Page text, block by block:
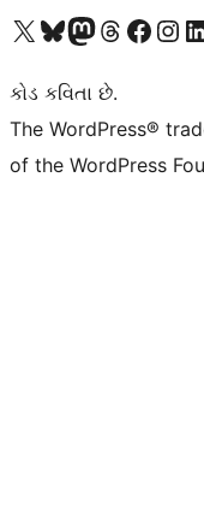
અમારા X (અગાઉ ટ્વિટર) એકાઉન્ટની મુલાકાત લોઅમારા Bluesky એકાઉન્ટની મુલાકાત લોઅમારા માસ્ટોડોન એકાઉન્ટની મુલાકાત લોઅમારા Threads એકાઉન્ટની મુલાકાત લો અમારા ફેસબુક પેજની મુલાકાત લોઅમારા ઇન્સ્ટાગ્રામ એકાઉન્ટની મુલાકાત લો અમારા LinkedIn
કોડ કવિતા છે.
The WordPress®
of the WordPress